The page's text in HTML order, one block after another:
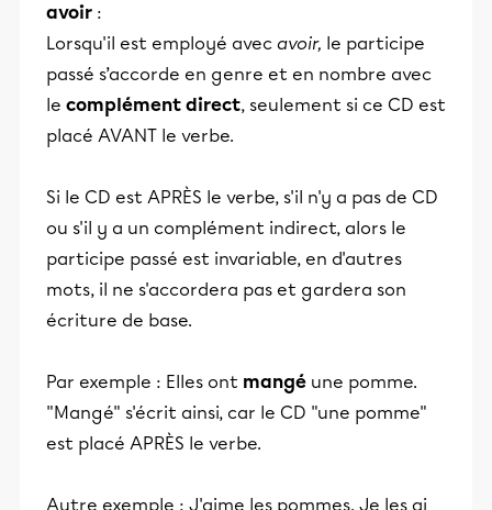
avoir :
Lorsqu'il est employé avec avoir, le participe
passé s’accorde en genre et en nombre avec
le complément direct, seulement si ce CD est
placé AVANT le verbe.
Si le CD est APRÈS le verbe, s'il n'y a pas de CD
ou s'il y a un complément indirect, alors le
participe passé est invariable, en d'autres
mots, il ne s'accordera pas et gardera son
écriture de base.
Par exemple : Elles ont mangé une pomme.
"Mangé" s'écrit ainsi, car le CD "une pomme"
est placé APRÈS le verbe.
Autre exemple : J'aime les pommes. Je les ai